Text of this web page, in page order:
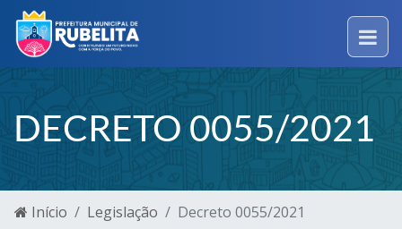
DECRETO 0055/2021
Início Legislação Decreto 0055/2021